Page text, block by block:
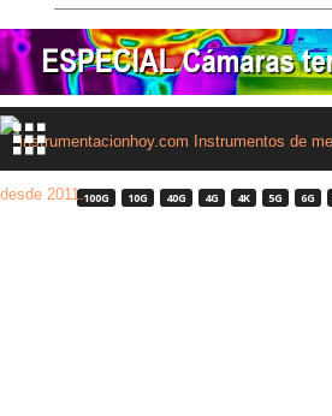
100G 10G 40G 4G 4K 5G 6G